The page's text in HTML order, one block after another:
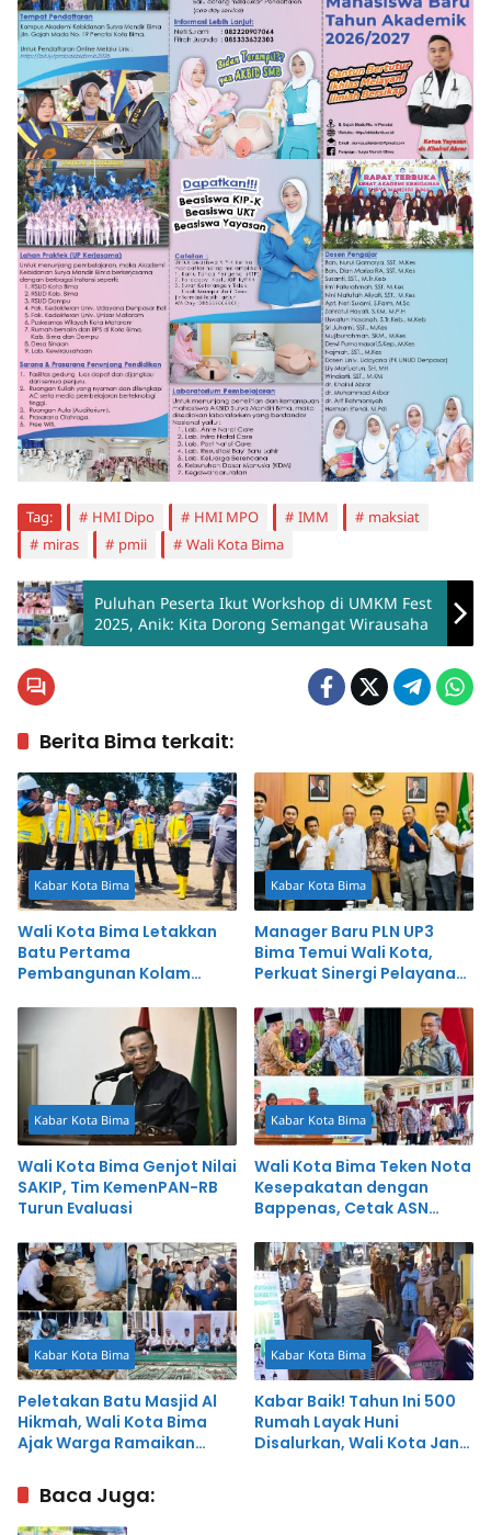
Tag: HMI Dipo HMI MPO IMM
maksiat
miras
pmii Wali Kota Bima
Puluhan Peserta Ikut Workshop di UMKM Fest
2025, Anik: Kita Dorong Semangat Wirausaha
Berita Bima terkait:
Kabar Kota Bima
Wali Kota Bima Letakkan
Batu Pertama
Pembangunan Kolam
Kabar Kota Bima
Manager Baru PLN UP3
Bima Temui Wali Kota,
Perkuat Sinergi Pelayanan
Kabar Kota Bima
Wali Kota Bima Genjot Nilai
SAKIP, Tim KemenPAN-RB
Turun Evaluasi
Kabar Kota Bima
Wali Kota Bima Teken Nota
Kesepakatan dengan
Bappenas, Cetak ASN
untuk Percepat
Pembangunan
Kabar Kota Bima
Peletakan Batu Masjid Al
Hikmah, Wali Kota Bima
Ajak Warga Ramaikan
Kabar Kota Bima
Kabar Baik! Tahun Ini 500
Rumah Layak Huni
Disalurkan, Wali Kota Janji
Baca Juga: